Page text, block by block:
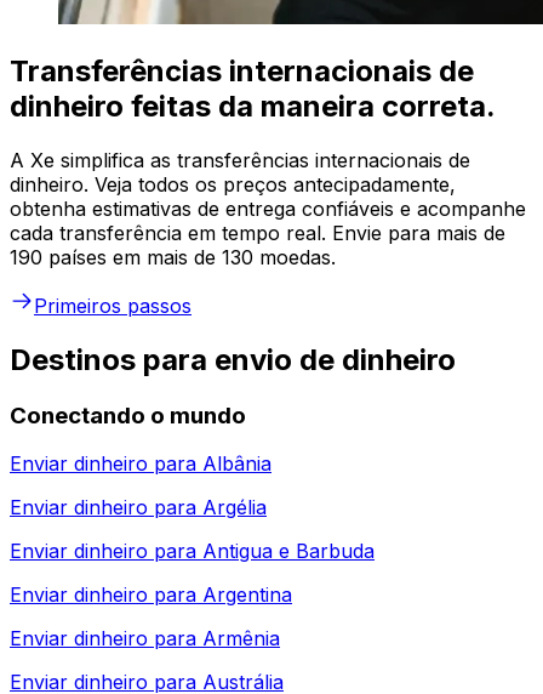
Transferências internacionais de
dinheiro feitas da maneira correta.
A Xe simplifica as transferências internacionais de
dinheiro. Veja todos os preços antecipadamente,
obtenha estimativas de entrega confiáveis e acompanhe
cada transferência em tempo real. Envie para mais de
190 países em mais de 130 moedas.
Primeiros passos
Destinos para envio de dinheiro
Conectando o mundo
Enviar dinheiro para Albânia
Enviar dinheiro para Argélia
Enviar dinheiro para Antigua e Barbuda
Enviar dinheiro para Argentina
Enviar dinheiro para Armênia
Enviar dinheiro para Austrália